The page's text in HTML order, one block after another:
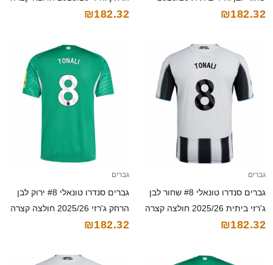
חולצה קצרה
₪182.32
₪182.32
גברים
גברים סנדרו טונאלי #8 שחור לבן
ג'רזי ביתית 2025/26 חולצה קצרה
₪182.32
גברים
גברים סנדרו טונאלי #8 ירוק לבן
הרחק ג'רזי 2025/26 חולצה קצרה
₪182.32